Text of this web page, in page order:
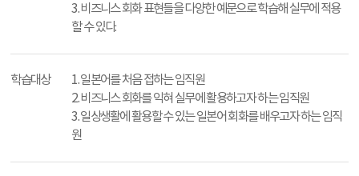
3. 비즈니스 회화 표현들을 다양한 예문으로 학습해 실무에 적용
할 수 있다.
학습대상
1. 일본어를 처음 접하는 임직원
2. 비즈니스 회화를 익혀 실무에 활용하고자 하는 임직원
3. 일상생활에 활용할 수 있는 일본어 회화를 배우고자 하는 임직
원